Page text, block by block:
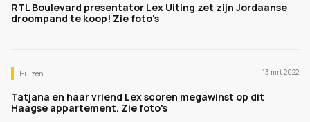
RTL Boulevard presentator Lex Uiting zet zijn Jordaanse
droompand te koop! Zie foto's
Huizen 13 mrt 2022
Tatjana en haar vriend Lex scoren megawinst op dit
Haagse appartement. Zie foto's